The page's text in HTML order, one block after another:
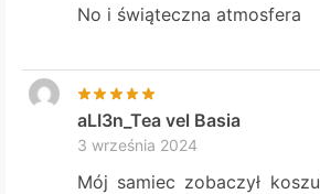
No i świąteczna atmosfera
aLI3n_Tea vel Basia
3 września 2024
Mój samiec zobaczył